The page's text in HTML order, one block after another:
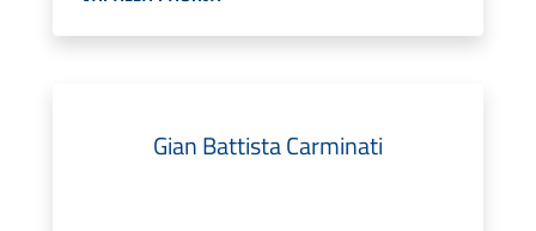
Gian Battista Carminati